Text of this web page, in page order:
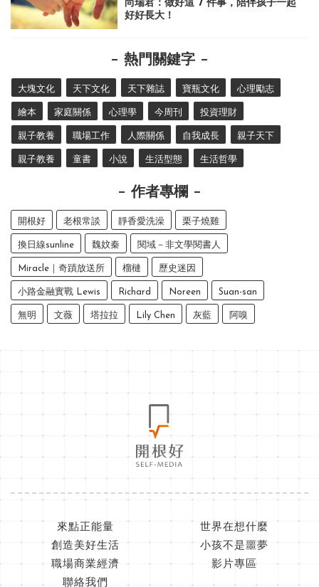
尚瑞君：做好這 7 件事，陪伴孩子一起
好好長大！
熱門關鍵字
大塊文化 天下文化 天下雜誌 寶瓶文化 心理勵志
繪本 家庭關係 心理學 今周刊 投資理財
親子教養 職場工作 人際關係 自我成長 親子天下
親子教養 童書 小說 生活型態 生活哲學
作者專欄
開根好 老根常談 靜香愛洗澡 栗子燒雞
換日線sunline 魏妏秦 閱域－非文學閱書人
Miracle｜奇蹟放送所 榴槤 歷史迷因
小路金融實戰 Lewis Richard Noreen Suan-san
無明 文薇 塔拉拉 Lily Chen 灰藍 阿嗅
來點正能量
世界在想什麼
創造美好生活
小孩不是噩夢
職場商業經濟
影片專區
聯絡我們